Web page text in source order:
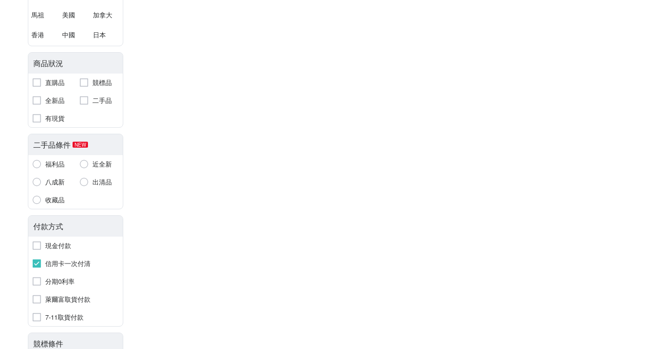
馬祖 美國 加拿大
香港 中國 日本
商品狀況
直購品
競標品
全新品
二手品
有現貨
二手品條件 NEW
福利品
近全新
八成新
出清品
收藏品
付款方式
現金付款
信用卡一次付清
分期0利率
萊爾富取貨付款
7-11取貨付款
競標條件